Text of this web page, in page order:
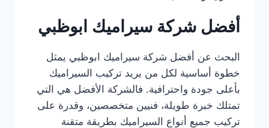
أفضل شركة سيراميك ابوظبي
البحث عن أفضل شركة سيراميك ابوظبي يمثل
خطوة أساسية لكل من يريد تركيب السيراميك
بأعلى جودة واحترافية. فالشركة الأفضل هي التي
تمتلك خبرة طويلة، فنيين متخصصين، وقدرة على
تركيب جميع أنواع السيراميك بطريقة متقنة